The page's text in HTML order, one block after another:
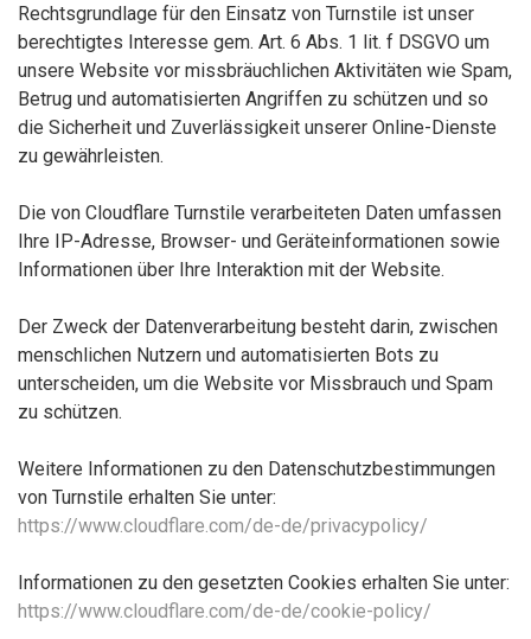
Rechtsgrundlage für den Einsatz von Turnstile ist unser
berechtigtes Interesse gem. Art. 6 Abs. 1 lit. f DSGVO um
unsere Website vor missbräuchlichen Aktivitäten wie Spam,
Betrug und automatisierten Angriffen zu schützen und so
die Sicherheit und Zuverlässigkeit unserer Online-Dienste
zu gewährleisten.
Die von Cloudflare Turnstile verarbeiteten Daten umfassen
Ihre IP-Adresse, Browser- und Geräteinformationen sowie
Informationen über Ihre Interaktion mit der Website.
Der Zweck der Datenverarbeitung besteht darin, zwischen
menschlichen Nutzern und automatisierten Bots zu
unterscheiden, um die Website vor Missbrauch und Spam
zu schützen.
Weitere Informationen zu den Datenschutzbestimmungen
von Turnstile erhalten Sie unter:
https://www.cloudflare.com/de-de/privacypolicy/
Informationen zu den gesetzten Cookies erhalten Sie unter:
https://www.cloudflare.com/de-de/cookie-policy/